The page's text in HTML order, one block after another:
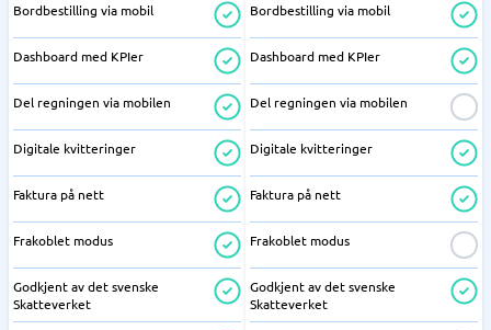
Bordbestilling via mobil
Dashboard med KPIer
Del regningen via mobilen
Digitale kvitteringer
Faktura på nett
Frakoblet modus
Godkjent av det svenske
Skatteverket
Bordbestilling via mobil
Dashboard med KPIer
Del regningen via mobilen
Digitale kvitteringer
Faktura på nett
Frakoblet modus
Godkjent av det svenske
Skatteverket